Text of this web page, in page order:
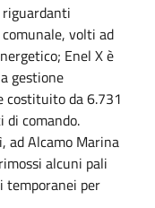
volti ad
Enel X è
gestione
costituito da 6.731
comando.
ad Alcamo Marina
alcuni pali
per